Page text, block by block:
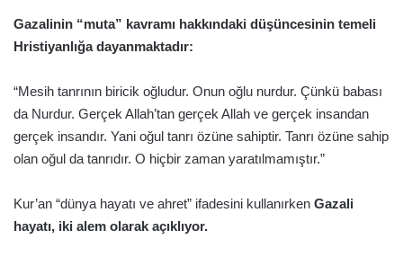
Gazalinin “muta” kavramı hakkındaki düşüncesinin temeli
Hristiyanlığa dayanmaktadır:
“Mesih tanrının biricik oğludur. Onun oğlu nurdur. Çünkü babası
da Nurdur. Gerçek Allah’tan gerçek Allah ve gerçek insandan
gerçek insandır. Yani oğul tanrı özüne sahiptir. Tanrı özüne sahip
olan oğul da tanrıdır. O hiçbir zaman yaratılmamıştır.”
Kur’an “dünya hayatı ve ahret” ifadesini kullanırken Gazali
hayatı, iki alem olarak açıklıyor.